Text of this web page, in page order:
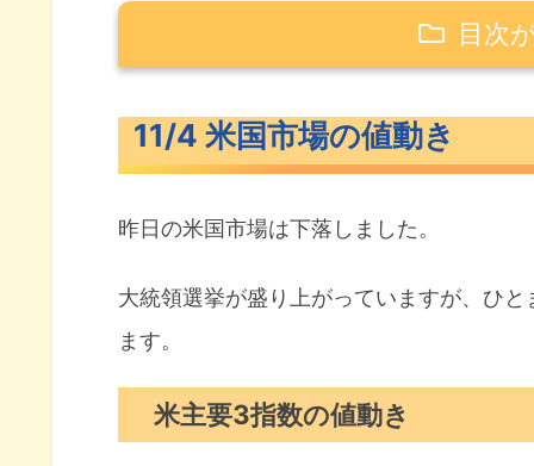
目次
米主要3指数の値動き
S&P500ヒートマップ
セクター別パフォーマンス
米国市場のトピックス
トランプトレードの見直し進む
11/4 米国市場の値動き
昨日の米国市場は下落しました。
大統領選挙が盛り上がっていますが、ひ
ます。
米主要3指数の値動き